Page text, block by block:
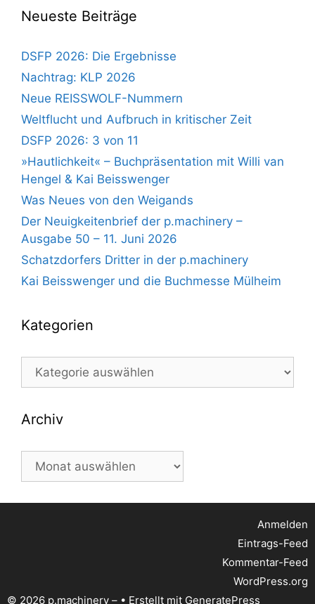
Neueste Beiträge
DSFP 2026: Die Ergebnisse
Nachtrag: KLP 2026
Neue REISSWOLF-Nummern
Weltflucht und Aufbruch in kritischer Zeit
DSFP 2026: 3 von 11
»Hautlichkeit« – Buchpräsentation mit Willi van
Hengel & Kai Beisswenger
Was Neues von den Weigands
Der Neuigkeitenbrief der p.machinery –
Ausgabe 50 – 11. Juni 2026
Schatzdorfers Dritter in der p.machinery
Kai Beisswenger und die Buchmesse Mülheim
Kategorien
Kategorien
Archiv
Archiv
Anmelden
Eintrags-Feed
Kommentar-Feed
WordPress.org
© 2026 p.machinery – • Erstellt mit GeneratePress